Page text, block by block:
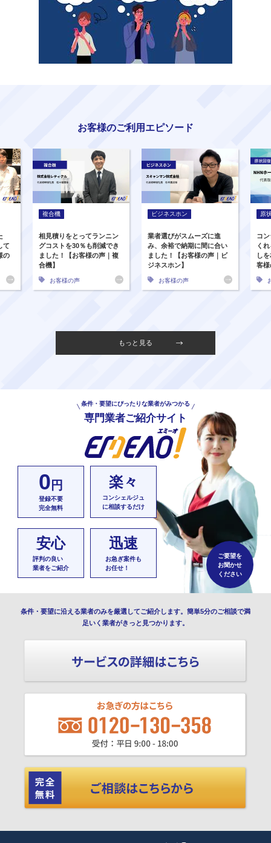
お客様のご利用エピソード
て
の
複合機
相見積りをとってランニン
グコストを30％も削減でき
ました！【お客様の声｜複
合機】
お客様の声
ビジネスホン
業者選びがスムーズに進
み、余裕で納期に間に合い
ました！【お客様の声｜ビ
ジネスホン】
お客様の声
原
コ
く
し
客
もっと見る
条件・要望にぴったりな業者がみつかる
専門業者ご紹介サイト
0 円
登録不要
完全無料
楽々
コンシェルジュ
に相談するだけ
安心
評判の良い
業者をご紹介
迅速
お急ぎ案件も
お任せ！
ご要望を
お聞かせ
ください
条件・要望に沿える業者のみを厳選してご紹介します。簡単5分のご相談で満
足いく業者がきっと見つかります。